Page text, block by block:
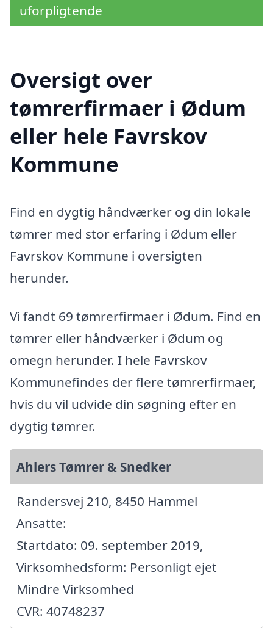
uforpligtende
Oversigt over
tømrerfirmaer i Ødum
eller hele Favrskov
Kommune
Find en dygtig håndværker og din lokale
tømrer med stor erfaring i Ødum eller
Favrskov Kommune i oversigten
herunder.
Vi fandt 69 tømrerfirmaer i Ødum. Find en
tømrer eller håndværker i Ødum og
omegn herunder. I hele Favrskov
Kommunefindes der flere tømrerfirmaer,
hvis du vil udvide din søgning efter en
dygtig tømrer.
Ahlers Tømrer & Snedker
Randersvej 210, 8450 Hammel
Ansatte:
Startdato: 09. september 2019,
Virksomhedsform: Personligt ejet
Mindre Virksomhed
CVR: 40748237